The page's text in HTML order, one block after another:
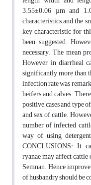
3.55±0.06 µm and
characteristics and the
key characteristic for
been suggested.
necessary. The mean
However, in diarrheal
significantly more than
infection rate was
heifers and calves.
positive cases and type
and sex of cattle.
number of infected
way of using
CONCLUSIONS: It
ryanae may affect
Semnan. Hence,
of husbandry should be